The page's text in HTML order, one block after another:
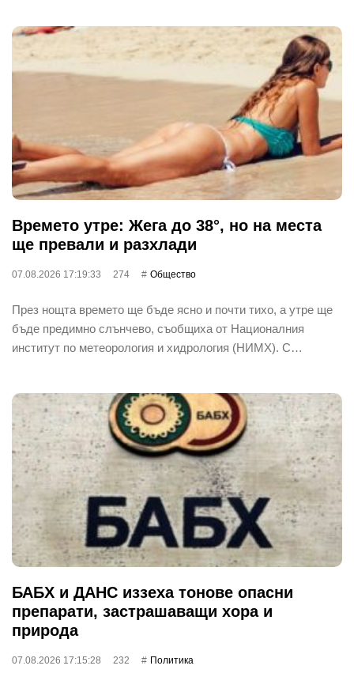
Времето утре: Жега до 38°, но на места
ще превали и разхлади
07.08.2026 17:19:33 274 Общество
През нощта времето ще бъде ясно и почти тихо, а утре ще
бъде предимно слънчево, съобщиха от Националния
институт по метеорология и хидрология (НИМХ). С…
БАБХ и ДАНС иззеха тонове опасни
препарати, застрашаващи хора и
природа
07.08.2026 17:15:28 232 Политика